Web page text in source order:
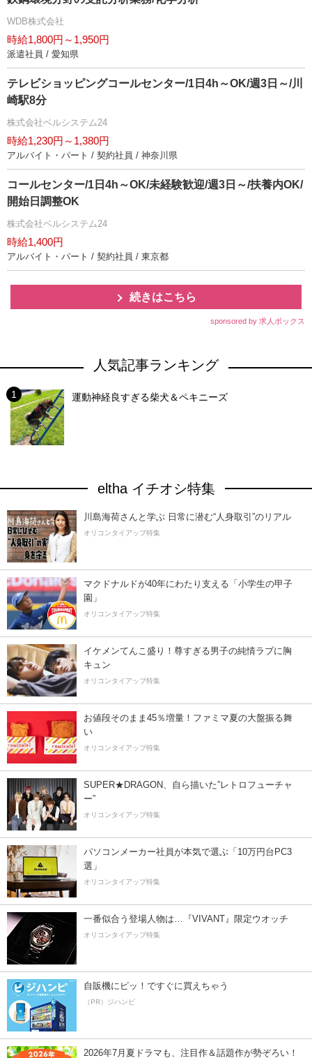
WDB株式会社
時給1,800円～1,950円
派遣社員 / 愛知県
テレビショッピングコールセンター/1日4h～OK/週3日～/川
崎駅8分
株式会社ベルシステム24
時給1,230円～1,380円
アルバイト・パート / 契約社員 / 神奈川県
コールセンター/1日4h～OK/未経験歓迎/週3日～/扶養内OK/
開始日調整OK
株式会社ベルシステム24
時給1,400円
アルバイト・パート / 契約社員 / 東京都
続きはこちら
sponsored by 求人ボックス
人気記事ランキング
運動神経良すぎる柴犬＆ペキニーズ
eltha イチオシ特集
川島海荷さんと学ぶ 日常に潜む“人身取引”のリアル
オリコンタイアップ特集
マクドナルドが40年にわたり支える「小学生の甲子
園」
オリコンタイアップ特集
イケメンてんこ盛り！尊すぎる男子の純情ラブに胸
キュン
オリコンタイアップ特集
お値段そのまま45％増量！ファミマ夏の大盤振る舞
い
オリコンタイアップ特集
SUPER★DRAGON、自ら描いた”レトロフューチャ
ー”
オリコンタイアップ特集
パソコンメーカー社員が本気で選ぶ「10万円台PC3
選」
オリコンタイアップ特集
一番似合う登場人物は…『VIVANT』限定ウオッチ
オリコンタイアップ特集
自販機にピッ！ですぐに買えちゃう
（PR）ジハンピ
2026年7月夏ドラマも、注目作＆話題作が勢ぞろい！